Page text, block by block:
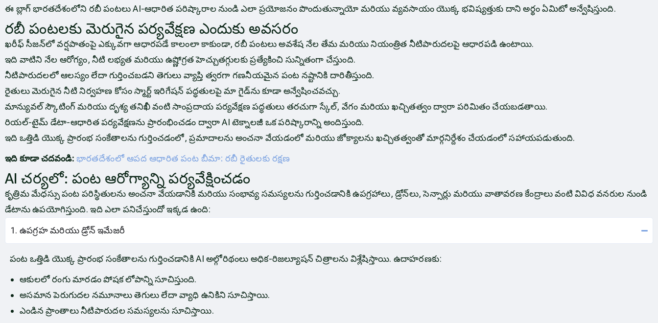
ఈ బ్లాగ్ భారతదేశంలోని రబీ పంటలు AI-ఆధారిత పరిష్కారాల నుండి ఎలా ప్రయోజనం పొందుతున్నాయో మరియు వ్యవసాయం యొక్క భవిష్యత్తుకు దాని అర్థం ఏమిటో అన్వేషిస్తుంది.
రబీ పంటలకు మెరుగైన పర్యవేక్షణ ఎందుకు అవసరం
ఖరీఫ్ సీజన్‌లో వర్షపాతంపై ఎక్కువగా ఆధారపడే కాలంలా కాకుండా, రబీ పంటలు అవశేష నేల తేమ మరియు నియంత్రిత నీటిపారుదలపై ఆధారపడి ఉంటాయి.
ఇది వాటిని నేల ఆరోగ్యం, నీటి లభ్యత మరియు ఉష్ణోగ్రత హెచ్చుతగ్గులకు ప్రత్యేకించి సున్నితంగా చేస్తుంది.
నీటిపారుదలలో ఆలస్యం లేదా గుర్తించబడని తెగులు వ్యాప్తి త్వరగా గణనీయమైన పంట నష్టానికి దారితీస్తుంది.
రైతులు మెరుగైన నీటి నిర్వహణ కోసం స్మార్ట్ ఇరిగేషన్ పద్ధతులపై మా గైడ్‌ను కూడా అన్వేషించవచ్చు.
మాన్యువల్ స్కౌటింగ్ మరియు దృశ్య తనిఖీ వంటి సాంప్రదాయ పర్యవేక్షణ పద్ధతులు తరచుగా స్కేల్, వేగం మరియు ఖచ్చితత్వం ద్వారా పరిమితం చేయబడతాయి.
రియల్-టైమ్ డేటా-ఆధారిత పర్యవేక్షణను ప్రారంభించడం ద్వారా AI టెక్నాలజీ ఒక పరిష్కారాన్ని అందిస్తుంది.
ఇది ఒత్తిడి యొక్క ప్రారంభ సంకేతాలను గుర్తించడంలో, ప్రమాదాలను అంచనా వేయడంలో మరియు జోక్యాలను ఖచ్చితత్వంతో మార్గనిర్దేశం చేయడంలో సహాయపడుతుంది.
ఇది కూడా చదవండి: భారతదేశంలో ఆపద ఆధారిత పంట బీమా: రబీ రైతులకు రక్షణ
AI చర్యలో: పంట ఆరోగ్యాన్ని పర్యవేక్షించడం
కృత్రిమ మేధస్సు పంట పరిస్థితులను అంచనా వేయడానికి మరియు సంభావ్య సమస్యలను గుర్తించడానికి ఉపగ్రహాలు, డ్రోన్‌లు, సెన్సార్లు మరియు వాతావరణ కేంద్రాలు వంటి వివిధ వనరుల నుండి
డేటాను ఉపయోగిస్తుంది. ఇది ఎలా పనిచేస్తుందో ఇక్కడ ఉంది:
1. ఉపగ్రహ మరియు డ్రోన్ ఇమేజరీ
పంట ఒత్తిడి యొక్క ప్రారంభ సంకేతాలను గుర్తించడానికి AI అల్గోరిథంలు అధిక-రిజల్యూషన్ చిత్రాలను విశ్లేషిస్తాయి. ఉదాహరణకు:
ఆకులలో రంగు మారడం పోషక లోపాన్ని సూచిస్తుంది.
అసమాన పెరుగుదల నమూనాలు తెగులు లేదా వ్యాధి ఉనికిని సూచిస్తాయి.
ఎండిన ప్రాంతాలు నీటిపారుదల సమస్యలను సూచిస్తాయి.